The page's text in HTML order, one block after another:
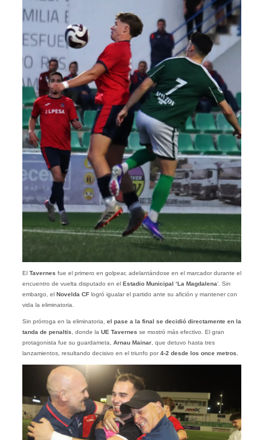
El Tavernes fue el primero en golpear, adelantándose en el marcador durante el
encuentro de vuelta disputado en el Estadio Municipal ‘La Magdalena‘. Sin
embargo, el Novelda CFlogró igualar el partido ante su afición y mantener con
vida la eliminatoria.
Sin prórroga en la eliminatoria,
el pase a la final se decidió directamente en la
tanda de penaltis , donde la UE Tavernes se mostró más efectivo. El gran
protagonista fue su guardameta,
Arnau Mainar, que detuvo hasta tres
lanzamientos, resultando decisivo en el triunfo por4-2 desde los once metros.